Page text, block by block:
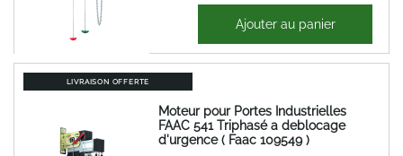
1 544,20 €
Ajouter au panier
LIVRAISON OFFERTE
Moteur pour Portes Industrielles
FAAC 541 Triphasé a deblocage
d'urgence ( Faac 109549 )